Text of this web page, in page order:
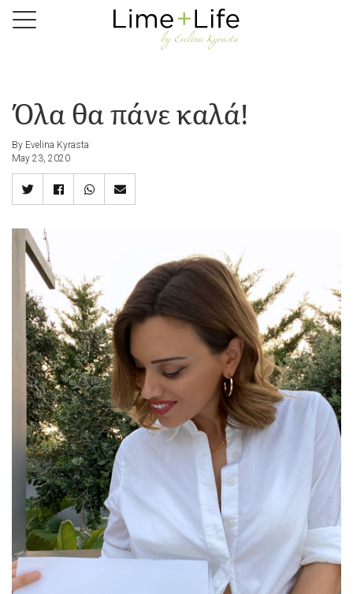
Skip
to
Όλα θα πάνε καλά!
By Evelina Kyrasta
May 23, 2020